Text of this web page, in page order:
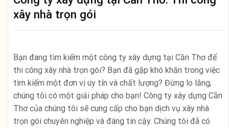
xây nhà trọn gói
Bạn đang tìm kiếm một công ty xây dựng tại Cần Thơ để
thi công xây nhà trọn gói? Bạn đã gặp khó khăn trong việc
tìm kiếm một đơn vị uy tín và chất lượng? Đừng lo lắng,
chúng tôi có một giải pháp cho bạn! Công ty xây dựng Cần
Thơ của chúng tôi sẽ cung cấp cho bạn dịch vụ xây nhà
trọn gói chuyên nghiệp và đáng tin cậy. Chúng tôi đã có